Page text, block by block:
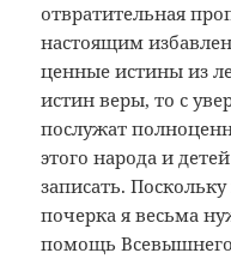
отвратительная
настоящим
ценные истины из
истин веры, то с
послужат
этого народа и
записать.
почерка я весьма
помощь